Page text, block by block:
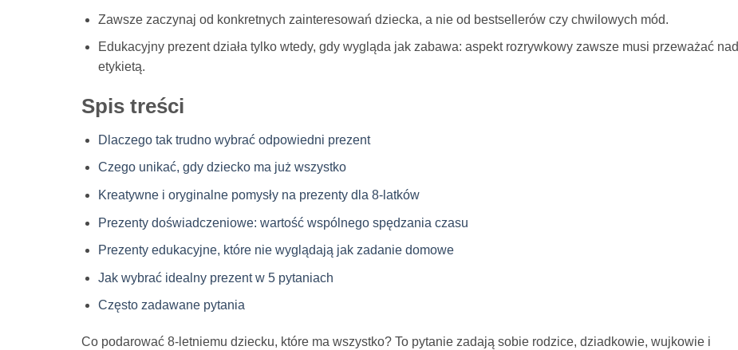
Zawsze zaczynaj od konkretnych zainteresowań dziecka, a nie od bestsellerów czy chwilowych mód.
Edukacyjny prezent działa tylko wtedy, gdy wygląda jak zabawa: aspekt rozrywkowy zawsze musi przeważać nad
etykietą.
Spis treści
Dlaczego tak trudno wybrać odpowiedni prezent
Czego unikać, gdy dziecko ma już wszystko
Kreatywne i oryginalne pomysły na prezenty dla 8-latków
Prezenty doświadczeniowe: wartość wspólnego spędzania czasu
Prezenty edukacyjne, które nie wyglądają jak zadanie domowe
Jak wybrać idealny prezent w 5 pytaniach
Często zadawane pytania
Co podarować 8-letniemu dziecku, które ma wszystko? To pytanie zadają sobie rodzice, dziadkowie, wujkowie i